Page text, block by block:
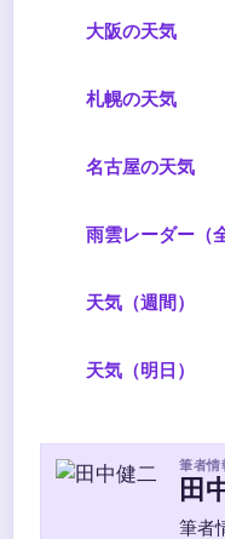
大阪の天気
札幌の天気
名古屋の天気
雨雲レーダー（
天気（週間）
天気（明日）
筆者情
田
筆者